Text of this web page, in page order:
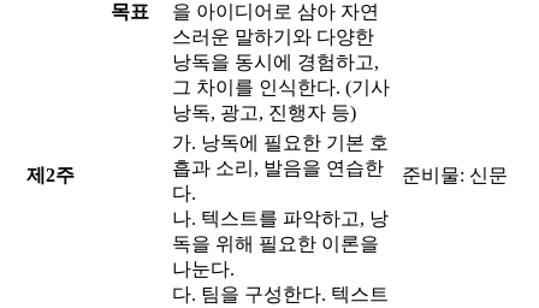
제2주 준비물: 신문
목표
을 아이디어로 삼아 자연
스러운 말하기와 다양한
낭독을 동시에 경험하고,
그 차이를 인식한다. (기사
낭독, 광고, 진행자 등)
가. 낭독에 필요한 기본 호
흡과 소리, 발음을 연습한
다.
나. 텍스트를 파악하고, 낭
독을 위해 필요한 이론을
나눈다.
다. 팀을 구성한다. 텍스트